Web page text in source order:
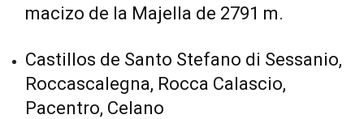
macizo de la Majella de 2791 m.
Castillos de Santo Stefano di Sessanio,
Roccascalegna, Rocca Calascio,
Pacentro, Celano